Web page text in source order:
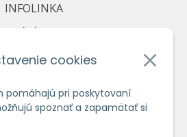
cookies
pomáhajú pri poskytovaní
spoznať a zapamätať si
INFOLINKA
+421/2/4464 0134
+421/903 729 042
O NÁKUPE
podmienky